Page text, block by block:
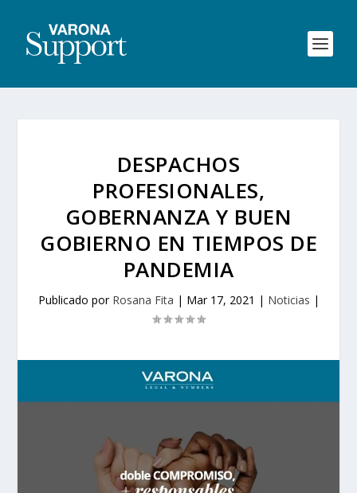
DESPACHOS
PROFESIONALES,
GOBERNANZA Y BUEN
GOBIERNO EN TIEMPOS DE
PANDEMIA
Publicado por Rosana Fita | Mar 17, 2021 | Noticias |